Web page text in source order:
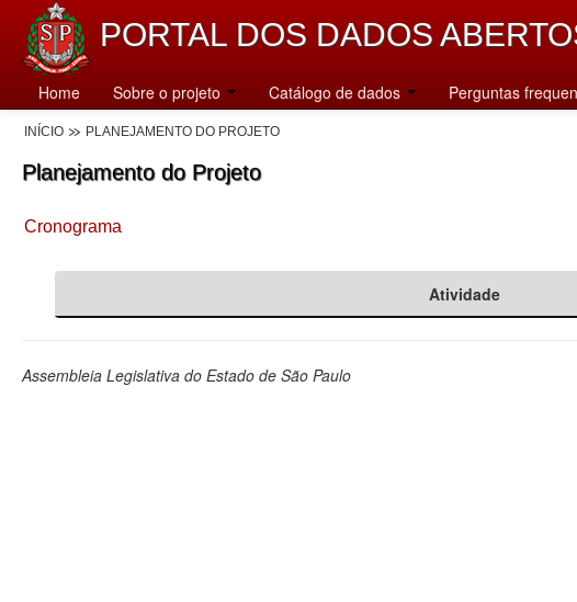
PORTAL DOS DADOS
Home Sobre o projeto Catálogo de dados Perguntas
INÍCIO PLANEJAMENTO DO PROJETO
Planejamento do Projeto
Cronograma
Atividade
Assembleia Legislativa do Estado de São Paulo